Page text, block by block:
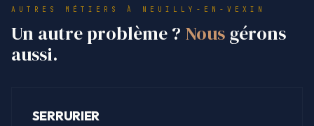
AUTRES MÉTIERS À NEUILLY-EN-VEXIN
Un autre problème ? Nous gérons
aussi.
SERRURIER